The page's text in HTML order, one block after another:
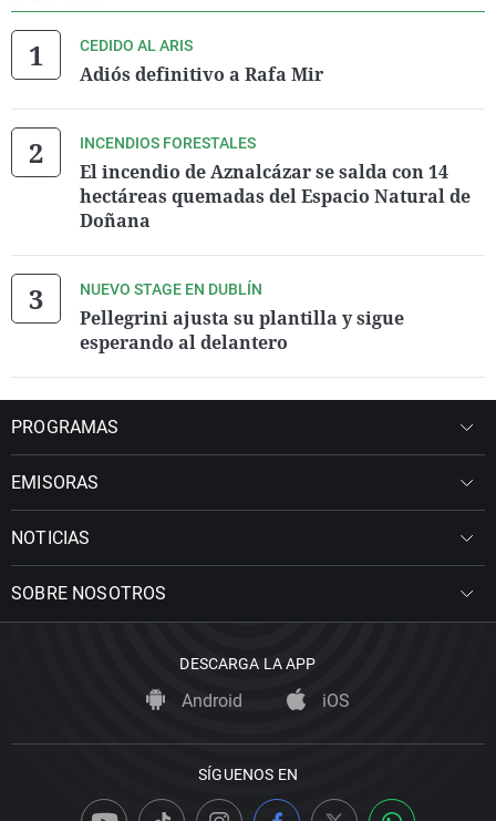
CEDIDO AL ARIS
Adiós definitivo a Rafa Mir
INCENDIOS FORESTALES
El incendio de Aznalcázar se salda con 14
hectáreas quemadas del Espacio Natural de
Doñana
NUEVO STAGE EN DUBLÍN
Pellegrini ajusta su plantilla y sigue
esperando al delantero
PROGRAMAS
EMISORAS
NOTICIAS
SOBRE NOSOTROS
DESCARGA LA APP
Android iOS
SÍGUENOS EN